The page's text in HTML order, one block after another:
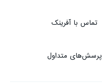
تماس با آفرینک
پرسش‌های متداول